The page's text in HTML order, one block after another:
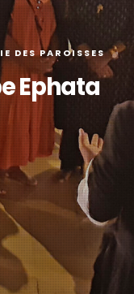
DES PAROISSES
Ephata